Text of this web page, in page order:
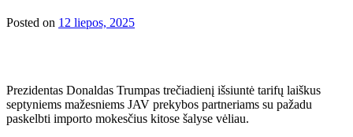
Posted on 12 liepos, 2025
Prezidentas Donaldas Trumpas trečiadienį išsiuntė tarifų laiškus
septyniems mažesniems JAV prekybos partneriams su pažadu
paskelbti importo mokesčius kitose šalyse vėliau.